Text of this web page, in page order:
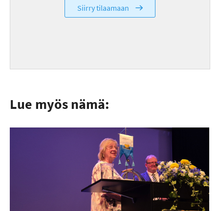
Siirry tilaamaan
Lue myös nämä: